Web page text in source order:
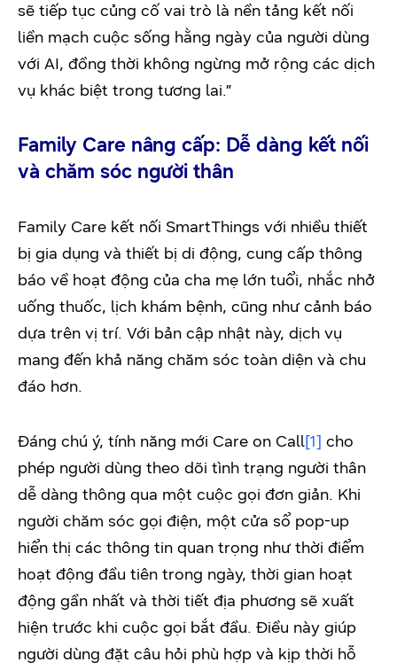
sẽ tiếp tục củng cố vai trò là nền tảng kết nối
liền mạch cuộc sống hằng ngày của người dùng
với AI, đồng thời không ngừng mở rộng các dịch
vụ khác biệt trong tương lai.”
Family Care nâng cấp: Dễ dàng kết nối
và chăm sóc người thân
Family Care kết nối SmartThings với nhiều thiết
bị gia dụng và thiết bị di động, cung cấp thông
báo về hoạt động của cha mẹ lớn tuổi, nhắc nhở
uống thuốc, lịch khám bệnh, cũng như cảnh báo
dựa trên vị trí. Với bản cập nhật này, dịch vụ
mang đến khả năng chăm sóc toàn diện và chu
đáo hơn.
Đáng chú ý, tính năng mới Care on Call[1] cho
phép người dùng theo dõi tình trạng người thân
dễ dàng thông qua một cuộc gọi đơn giản. Khi
người chăm sóc gọi điện, một cửa sổ pop-up
hiển thị các thông tin quan trọng như thời điểm
hoạt động đầu tiên trong ngày, thời gian hoạt
động gần nhất và thời tiết địa phương sẽ xuất
hiện trước khi cuộc gọi bắt đầu. Điều này giúp
người dùng đặt câu hỏi phù hợp và kịp thời hỗ